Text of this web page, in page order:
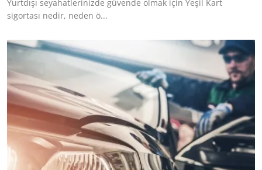
Yurtdışı seyahatlerinizde güvende olmak için Yeşil Kart
sigortası nedir, neden ö...